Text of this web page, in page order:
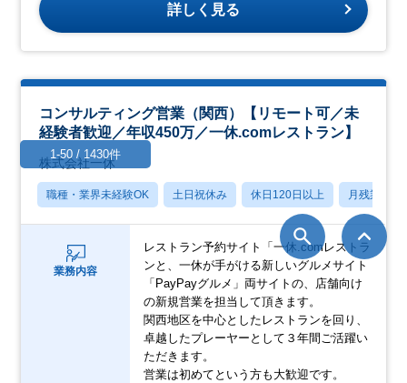
詳しく見る
コンサルティング営業（関西）【リモート可／未
経験者歓迎／年収450万／一休.comレストラン】
株式会社一休
職種・業界未経験OK 土日祝休み 休日120日以上 月残業20
業務内容
レストラン予約サイト「一休.comレストラ
ンと、一休が手がける新しいグルメサイト
「PayPayグルメ」両サイトの、店舗向け
の新規営業を担当して頂きます。
関西地区を中心としたレストランを回り、
卓越したプレーヤーとして３年間ご活躍い
ただきます。
営業は初めてという方も大歓迎です。
1-50 / 1430件